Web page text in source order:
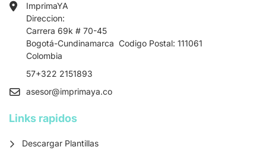
ImprimaYA
Direccion:
Carrera 69k # 70-45
Bogotá-Cundinamarca Codigo Postal: 111061
Colombia
57+322 2151893
asesor@imprimaya.co
Links rapidos
Descargar Plantillas